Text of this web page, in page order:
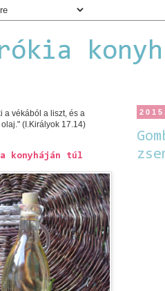
a vékából a liszt, és a
(I.Királyok 17.14)
konyháján túl